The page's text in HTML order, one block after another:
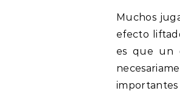
Muchos
efecto
es que un
importantes